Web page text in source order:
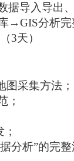
据导入导出、
→GIS分析完
3天）
图采集方法；
；
析”的完整